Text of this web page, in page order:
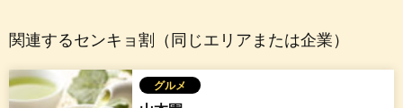
関連するセンキョ割（同じエリアまたは企業）
グルメ